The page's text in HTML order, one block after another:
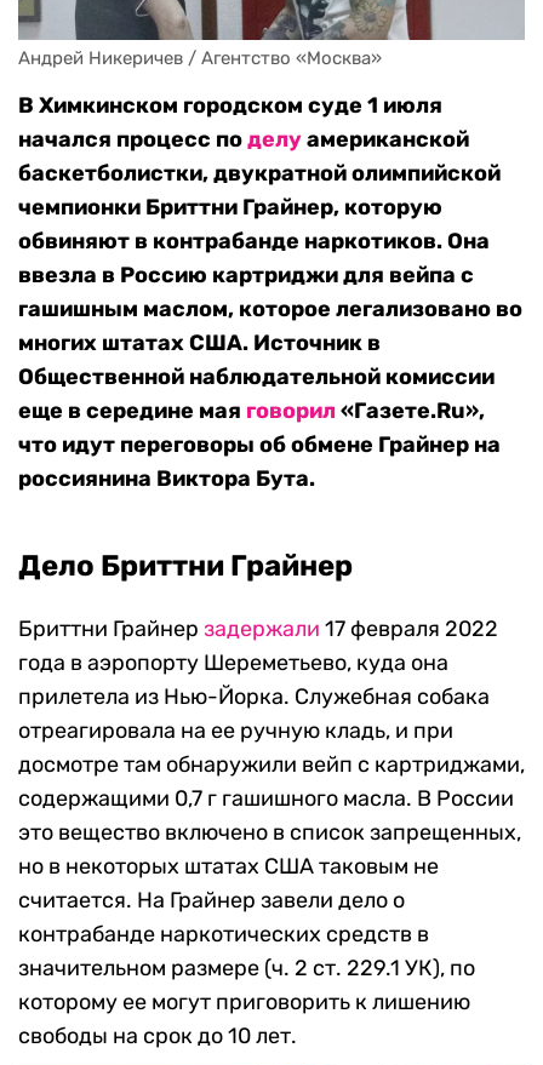
Андрей Никеричев / Агентство «Москва»
В Химкинском городском суде 1 июля
начался процесс поделуамериканской
баскетболистки, двукратной олимпийской
чемпионки Бриттни Грайнер, которую
обвиняют в контрабанде наркотиков. Она
ввезла в Россию картриджи для вейпа с
гашишным маслом, которое легализовано во
многих штатах США. Источник в
Общественной наблюдательной комиссии
еще в середине мая говорил«Газете.Ru»,
что идут переговоры об обмене Грайнер на
россиянина Виктора Бута.
Дело Бриттни Грайнер
Бриттни Грайнер задержали 17 февраля 2022
года в аэропорту Шереметьево, куда она
прилетела из Нью-Йорка. Служебная собака
отреагировала на ее ручную кладь, и при
досмотре там обнаружили вейп с картриджами,
содержащими 0,7 г гашишного масла. В России
это вещество включено в список запрещенных,
но в некоторых штатах США таковым не
считается. На Грайнер завели дело о
контрабанде наркотических средств в
значительном размере (ч. 2 ст. 229.1 УК), по
которому ее могут приговорить к лишению
свободы на срок до 10 лет.